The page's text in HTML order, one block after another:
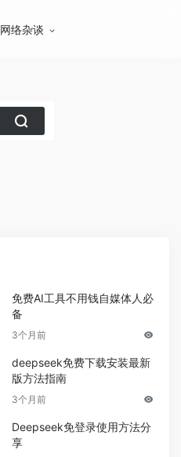
网络杂谈
免费AI工具不用钱自媒体人必
备
3个月前
deepseek免费下载安装最新
版方法指南
3个月前
Deepseek免登录使用方法分
享